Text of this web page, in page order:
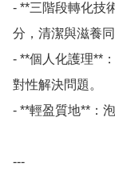
- **三階段轉化技
分，清潔與滋養同
- **個人化護理**
對性解決問題。
- **輕盈質地**：
---